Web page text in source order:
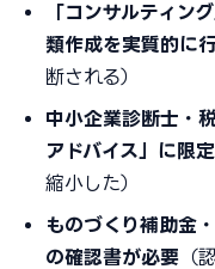
「コンサルティン
類作成を実質的に
断される）
中小企業診断士・
アドバイス」に限
縮小した）
ものづくり補助金
の確認書が必要 （